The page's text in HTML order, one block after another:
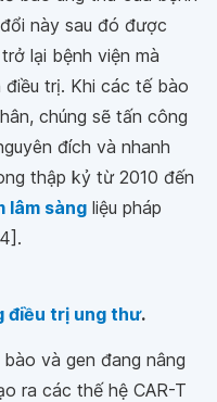
này sau đó được
lại bệnh viện mà
trị. Khi các tế bào
chúng sẽ tấn công
đích và nhanh
thập kỷ từ 2010 đến
lâm sàng liệu pháp
điều trị ung thư.
và gen đang nâng
ra các thế hệ CAR-T